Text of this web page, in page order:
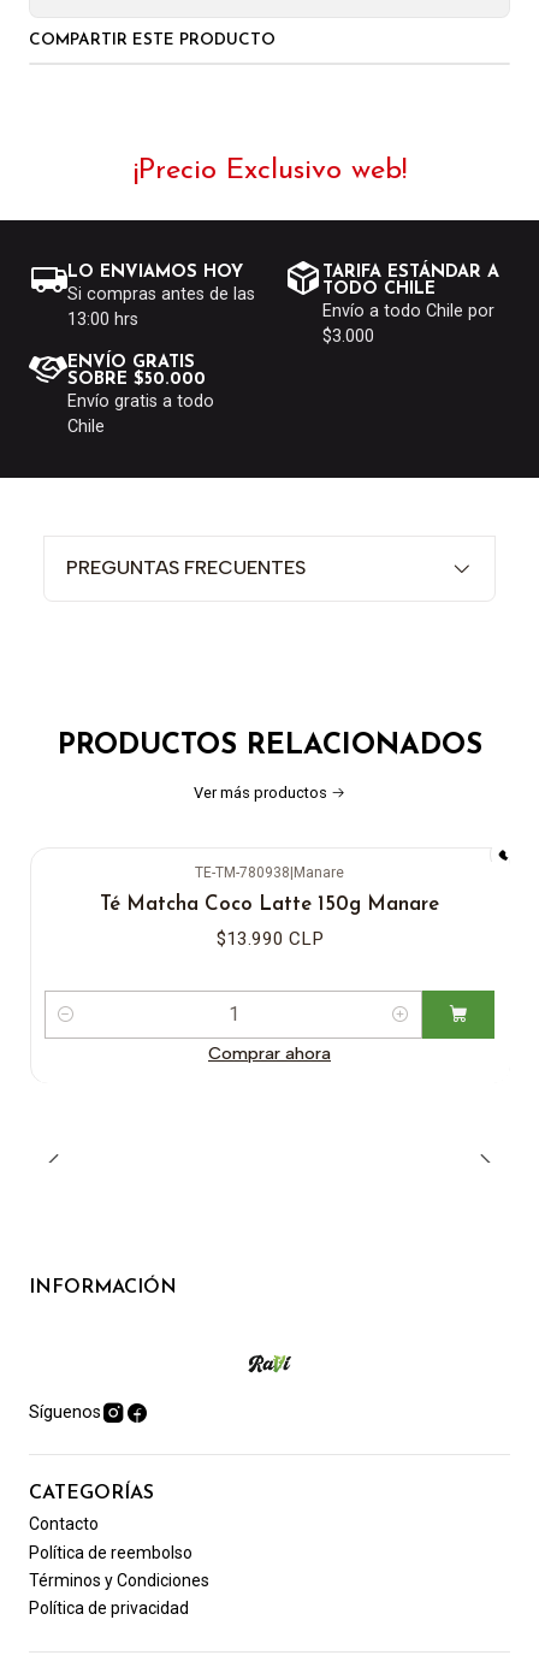
COMPARTIR ESTE PRODUCTO
¡Precio Exclusivo web!
LO ENVIAMOS HOY
Si compras antes de las
13:00 hrs
TARIFA ESTÁNDAR A
TODO CHILE
Envío a todo Chile por
$3.000
ENVÍO GRATIS
SOBRE $50.000
Envío gratis a todo
Chile
PREGUNTAS FRECUENTES
PRODUCTOS RELACIONADOS
Ver más productos
TE-TM-780938|Manare
Té Matcha Coco Latte 150g Manare
$13.990 CLP
Cantidad
Comprar ahora
INFORMACIÓN
Síguenos
CATEGORÍAS
Contacto
Política de reembolso
Términos y Condiciones
Política de privacidad